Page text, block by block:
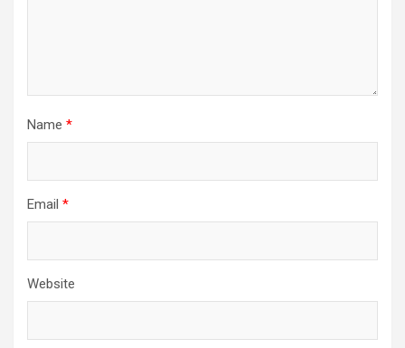
Name *
Email *
Website